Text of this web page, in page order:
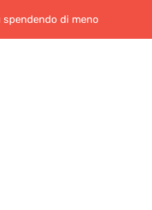
di meno